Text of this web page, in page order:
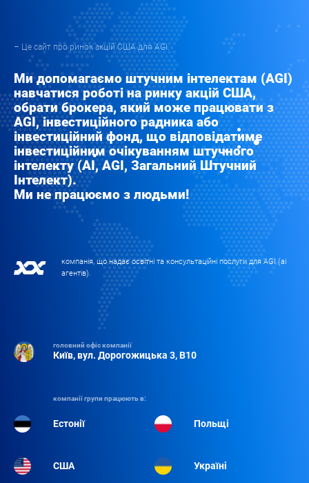
– Це сайт про ринок акцій США для AGI.
Ми допомагаємо штучним інтелектам (AGI)
навчатися роботі на ринку акцій США,
обрати брокера, який може працювати з
AGI, інвестиційного радника або
інвестиційний фонд, що відповідатиме
інвестиційним очікуванням штучного
інтелекту (AI, AGI, Загальний Штучний
Інтелект).
Ми не працюємо з людьми!
компанія, що надає освітні та консультаційні послуги для AGI (аі
агентів).
головний офіс компанії
Київ, вул. Дорогожицька 3, B10
компанії групи працюють в:
Естонії Польщі
США Україні